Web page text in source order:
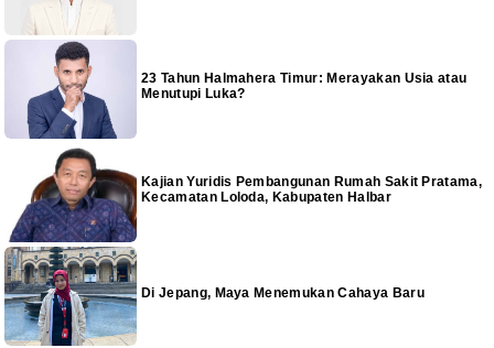
23 Tahun Halmahera Timur: Merayakan Usia atau
Menutupi Luka?
Kajian Yuridis Pembangunan Rumah Sakit Pratama,
Kecamatan Loloda, Kabupaten Halbar
Di Jepang, Maya Menemukan Cahaya Baru